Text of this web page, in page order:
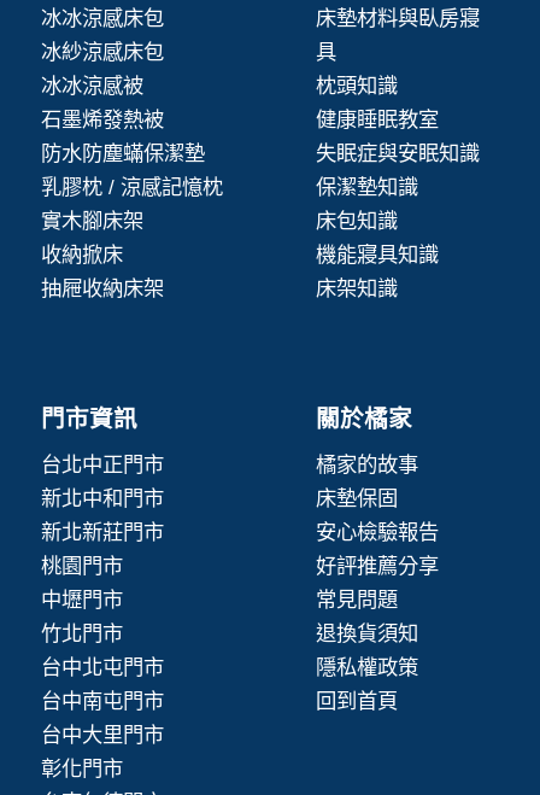
冰冰涼感床包
冰紗涼感床包
冰冰涼感被
石墨烯發熱被
防水防塵蟎保潔墊
乳膠枕 / 涼感記憶枕
實木腳床架
收納掀床
抽屜收納床架
床墊材料與臥房寢
具
枕頭知識
健康睡眠教室
失眠症與安眠知識
保潔墊知識
床包知識
機能寢具知識
床架知識
門市資訊
台北中正門市
新北中和門市
新北新莊門市
桃園門市
中壢門市
竹北門市
台中北屯門市
台中南屯門市
台中大里門市
彰化門市
關於橘家
橘家的故事
床墊保固
安心檢驗報告
好評推薦分享
常見問題
退換貨須知
隱私權政策
回到首頁